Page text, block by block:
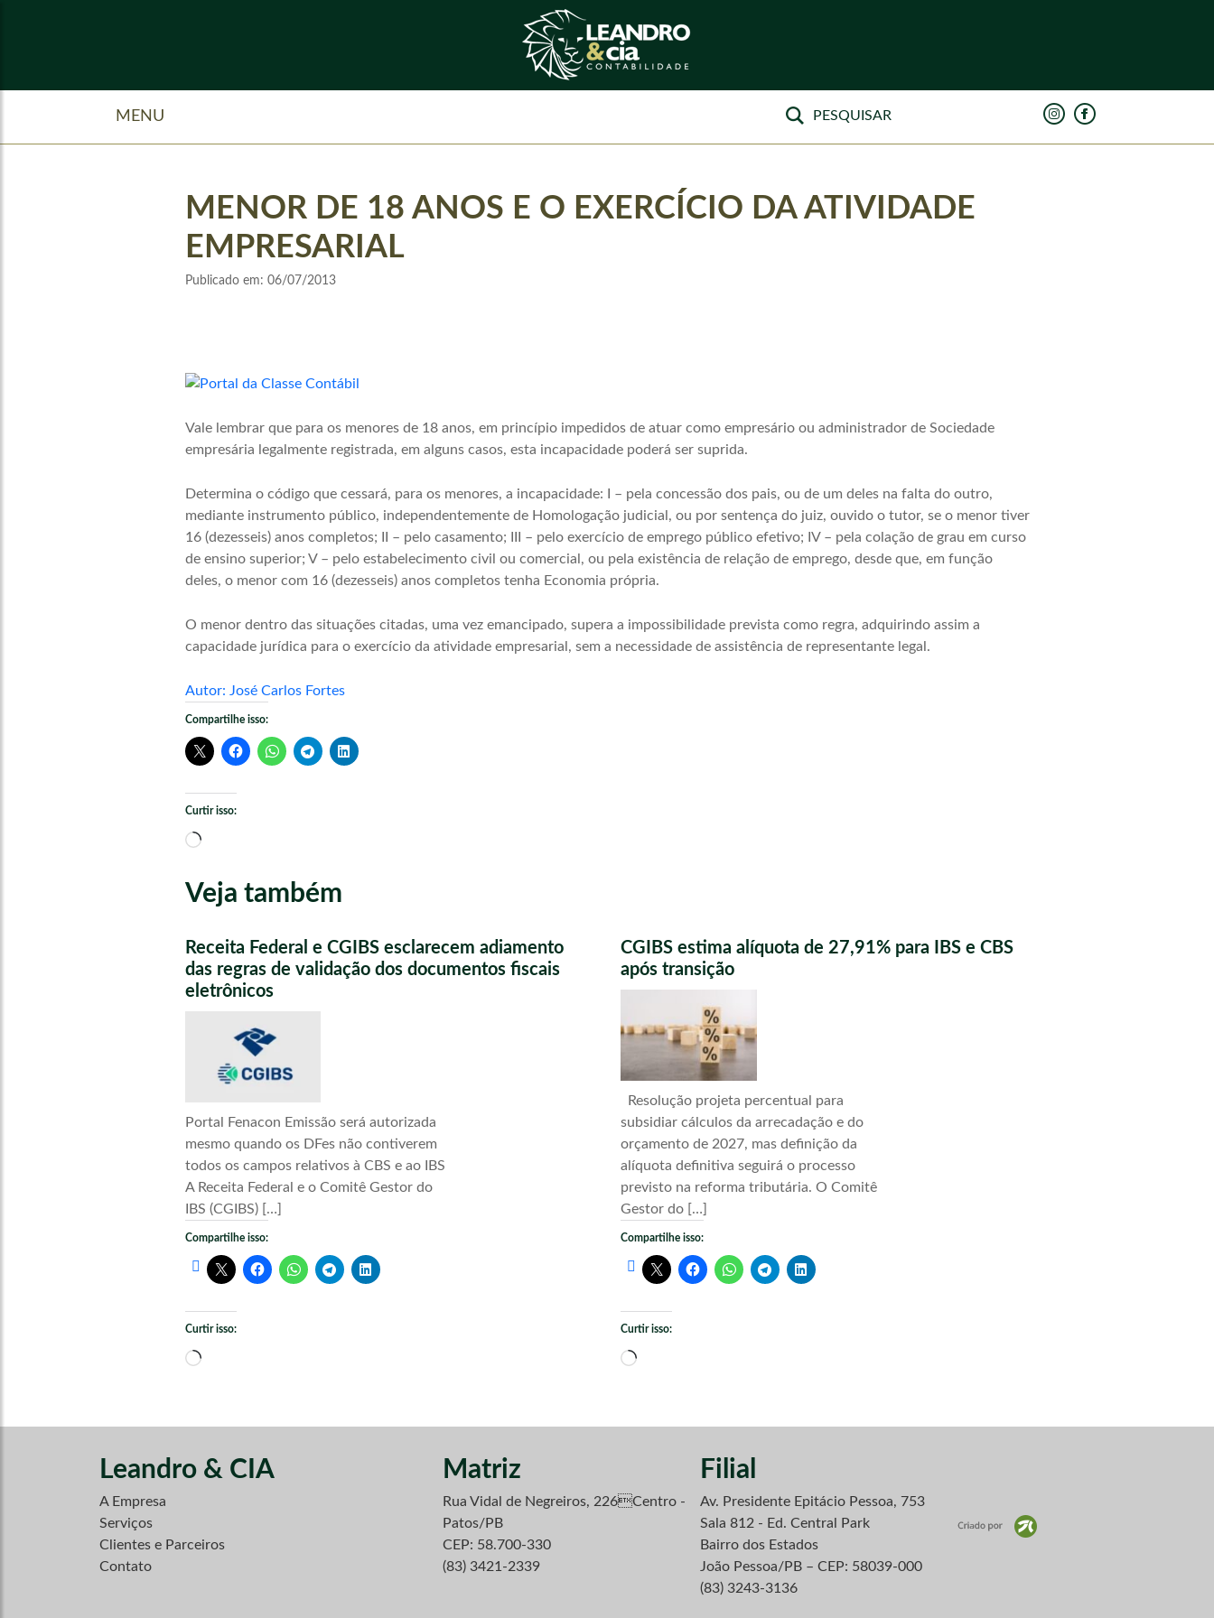
MENU
MENOR DE 18 ANOS E O EXERCÍCIO DA ATIVIDADE
EMPRESARIAL
Publicado em: 06/07/2013
Vale lembrar que para os menores de 18 anos, em princípio impedidos de atuar como empresário ou administrador de Sociedade
empresária legalmente registrada, em alguns casos, esta incapacidade poderá ser suprida.
Determina o código que cessará, para os menores, a incapacidade: I – pela concessão dos pais, ou de um deles na falta do outro,
mediante instrumento público, independentemente de Homologaçãojudicial, ou por sentença do juiz, ouvido o tutor, se o menor tiver
16 (dezesseis) anos completos; II – pelo casamento; III – pelo exercício de emprego público efetivo; IV – pela colação de grau em curso
de ensino superior; V – pelo estabelecimento civil ou comercial, ou pela existência de relação de emprego, desde que, em função
deles, o menor com 16 (dezesseis) anos completos tenha Economia própria.
O menor dentro das situações citadas, uma vez emancipado, supera a impossibilidade prevista como regra, adquirindo assim a
capacidade jurídica para o exercício da atividade empresarial, sem a necessidade de assistência de representante legal.
Autor: José Carlos Fortes
Compartilhe isso:
Curtir isso:
Carregando...
Veja também
Receita Federal e CGIBS esclarecem adiamento
das regras de validação dos documentos fiscais
eletrônicos
Portal Fenacon Emissão será autorizada
mesmo quando os DFes não contiverem
todos os campos relativos à CBS e ao IBS
A Receita Federal e o Comitê Gestor do
IBS (CGIBS) […]
Compartilhe isso:
Curtir isso:
Carregando...
CGIBS estima alíquota de 27,91% para IBS e CBS
após transição
Resolução projeta percentual para
subsidiar cálculos da arrecadação e do
orçamento de 2027, mas definição da
alíquota definitiva seguirá o processo
previsto na reforma tributária. O Comitê
Gestor do […]
Compartilhe isso:
Curtir isso:
Carregando...
Leandro & CIA
A Empresa
Serviços
Clientes e Parceiros
Contato
Matriz
Rua Vidal de Negreiros, 226Centro -
Patos/PB
CEP: 58.700-330
(83) 3421-2339
Filial
Av. Presidente Epitácio Pessoa, 753
Sala 812 - Ed. Central Park
Bairro dos Estados
João Pessoa/PB – CEP: 58039-000
(83) 3243-3136